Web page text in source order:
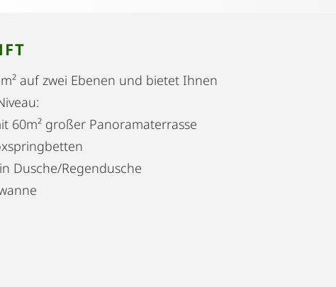
auf zwei Ebenen und bietet Ihnen
60m² großer Panoramaterrasse
Dusche/Regendusche